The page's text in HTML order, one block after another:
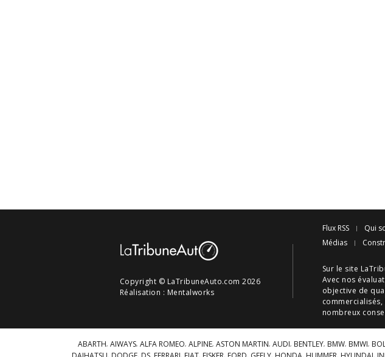
Copyright © LaTribuneAuto.com 2026
Réalisation : Mentalworks
Flux RSS Qui
Médias
Sur le site
Avec nos
objective de
commercialisés,
nombreux
ABARTH AIWAYS ALFA ROMEO ALPINE ASTON MARTIN AUDI BENTLEY BMW BMWI